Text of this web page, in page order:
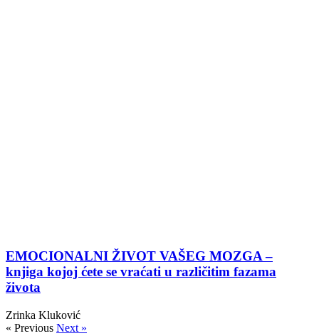
EMOCIONALNI ŽIVOT VAŠEG MOZGA –
knjiga kojoj ćete se vraćati u različitim fazama
života
Zrinka Kluković
« Previous Next »